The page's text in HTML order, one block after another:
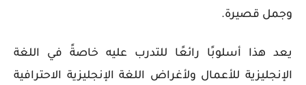
وجمل قصيرة.
يعد هذا أسلوبًا رائعًا للتدرب عليه خاصةً في اللغة
الإنجليزية للأعمال ولأغراض اللغة الإنجليزية الاحترافية